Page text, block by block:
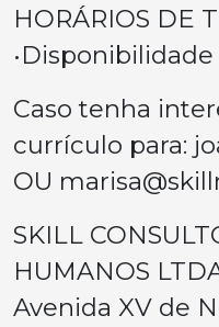
HORÁRIOS DE
Caso tenha
currículo para:
OU
SKILL
HUMANOS
Avenida XV de